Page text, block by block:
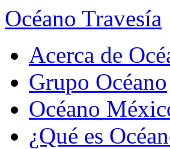
Océano Travesía
Acerca de
Grupo Océano
Océano
¿Qué es